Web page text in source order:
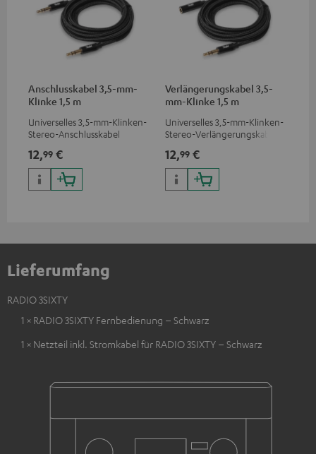
Anschlusskabel 3,5-mm-
Klinke 1,5 m
Universelles 3,5-mm-Klinken-
Stereo-Anschlusskabel
12,99 €
Verlängerungskabel 3,5-
mm-Klinke 1,5 m
Universelles 3,5-mm-Klinken-
Stereo-Verlängerungskabel
12,99 €
Lieferumfang
RADIO 3SIXTY
1 × RADIO 3SIXTY Fernbedienung – Schwarz
1 × Netzteil inkl. Stromkabel für RADIO 3SIXTY – Schwarz